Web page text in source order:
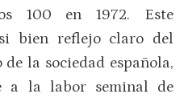
100 en 1972. Este
bien reflejo claro del
la sociedad española,
a la labor seminal de